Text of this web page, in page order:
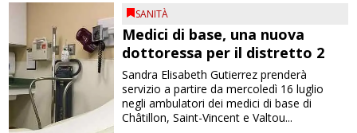
SANITÀ
Medici di base, una nuova
dottoressa per il distretto 2
Sandra Elisabeth Gutierrez prenderà
servizio a partire da mercoledì 16 luglio
negli ambulatori dei medici di base di
Châtillon, Saint-Vincent e Valtou...